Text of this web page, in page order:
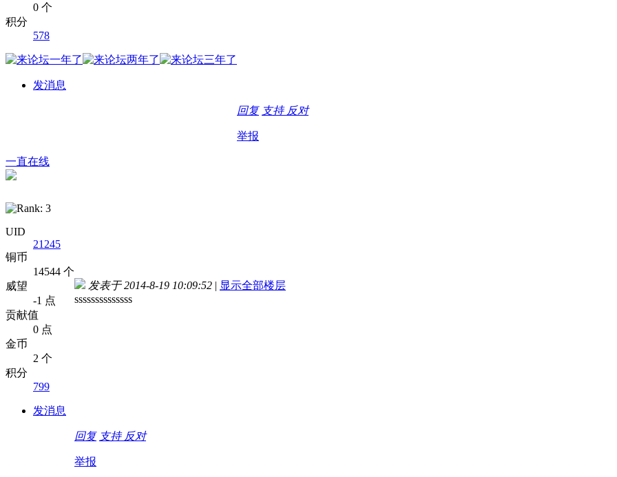
0 个
积分
578
发消息
回复 支持 反对
举报
一直在线
UID
21245
铜币
14544 个
威望
-1 点
贡献值
0 点
金币
2 个
积分
799
发消息
发表于 2014-8-19 10:09:52 | 显示全部楼层
ssssssssssssss
回复 支持 反对
举报